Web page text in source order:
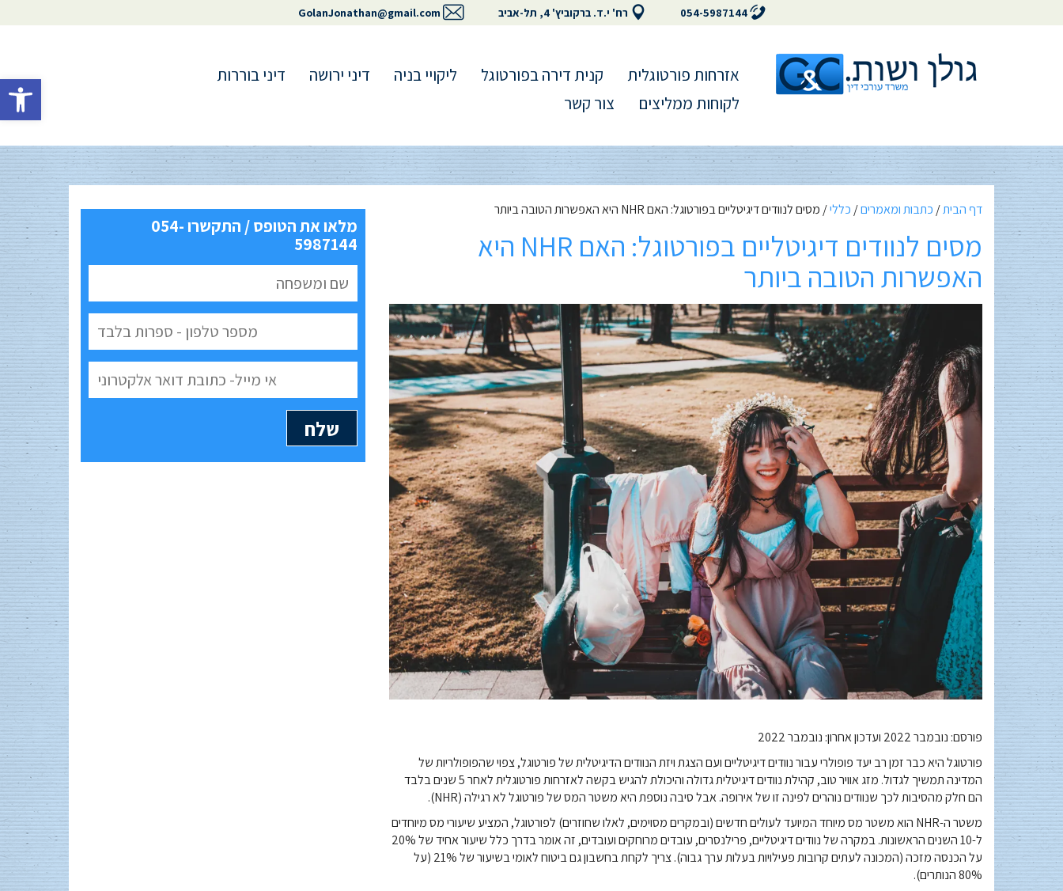
פתח
054-5987144 רח' י.ד. ברקוביץ' 4, תל-אביב GolanJonathan@gmail.com
אזרחות פורטוגלית קנית דירה בפורטוגל ליקויי בניה דיני ירושה
דיני בוררות
לקוחות ממליצים
צור קשר
דף הבית/ כתבות ומאמרים/ כללי/ מסים לנוודים דיגיטליים בפורטוגל: האם NHR היא האפשרות הטובה ביותר
מסים לנוודים דיגיטליים בפורטוגל: האם NHR היא
האפשרות הטובה ביותר
פורסם: נובמבר 2022 ועדכון אחרון: נובמבר 2022
פורטוגל היא כבר זמן רב יעד פופולרי עבור נוודים דיגיטליים ועם הצגת ויזת הנוודים הדיגיטלית של פורטוגל, צפוי שהפופולריות של
המדינה תמשיך לגדול. מזג אוויר טוב, קהילת נוודים דיגיטלית גדולה והיכולת להגיש בקשה לאזרחות פורטוגלית לאחר 5 שנים בלבד
הם חלק מהסיבות לכך שנוודים נוהרים לפינה זו של אירופה. אבל סיבה נוספת היא משטר המס של פורטוגל לא רגילה (NHR).
משטר ה-NHR הוא משטר מס מיוחד המיועד לעולים חדשים (ובמקרים מסוימים, לאלו שחוזרים) לפורטוגל, המציע שיעורי מס מיוחדים
ל-10 השנים הראשונות. במקרה של נוודים דיגיטליים, פרילנסרים, עובדים מרוחקים ועובדים, זה אומר בדרך כלל שיעור אחיד של 20%
על הכנסה מזכה (המכונה לעתים קרובות פעילויות בעלות ערך גבוה). צריך לקחת בחשבון גם ביטוח לאומי בשיעור של 21% (על
80% הנותרים).
מלאו את הטופס / התקשרו 054-
5987144